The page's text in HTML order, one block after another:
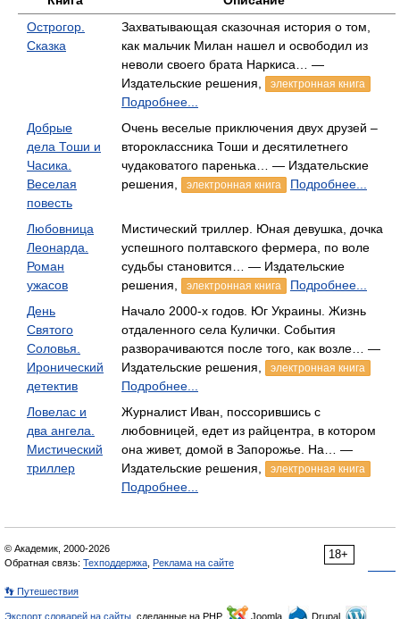
Острогор.
Сказка
Захватывающая сказочная история о том,
как мальчик Милан нашел и освободил из
неволи своего брата Наркиса… —
Издательские решения,
электронная книга
Подробнее...
Добрые
дела Тоши и
Часика.
Веселая
повесть
Очень веселые приключения двух друзей –
второклассника Тоши и десятилетнего
чудаковатого паренька… — Издательские
решения,
электронная книга Подробнее...
Любовница
Леонарда.
Роман
ужасов
Мистический триллер. Юная девушка, дочка
успешного полтавского фермера, по воле
судьбы становится… — Издательские
решения,
электронная книга
Подробнее...
День
Святого
Соловья.
Иронический
детектив
Начало 2000-х годов. Юг Украины. Жизнь
отдаленного села Кулички. События
разворачиваются после того, как возле… —
Издательские решения,
электронная книга
Подробнее...
Ловелас и
два ангела.
Мистический
триллер
Журналист Иван, поссорившись с
любовницей, едет из райцентра, в котором
она живет, домой в Запорожье. На… —
Издательские решения,
электронная книга
Подробнее...
18+
© Академик, 2000-2026
Обратная связь: Техподдержка Реклама на сайте
👣 Путешествия
Экспорт словарей на сайты , сделанные на PHP, Joomla, Drupal,